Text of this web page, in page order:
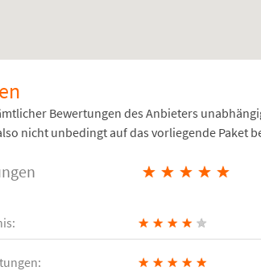
Bewertungen des Anbieters
nicht unbedingt auf das vorliegende Paket
★ ★ ★ ★ ★
★ ★ ★ ★ ★
★ ★ ★ ★ ★